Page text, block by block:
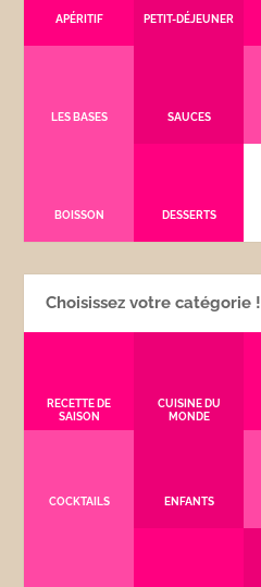
APÉRITIF PETIT-DÉJEUNER
LES BASES SAUCES
BOISSON DESSERTS
Choisissez votre catégorie !
RECETTE DE
SAISON
CUISINE DU
MONDE
COCKTAILS ENFANTS